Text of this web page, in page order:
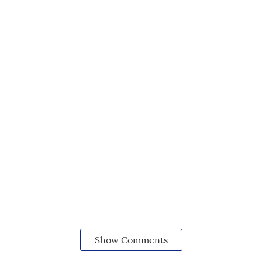
Show Comments